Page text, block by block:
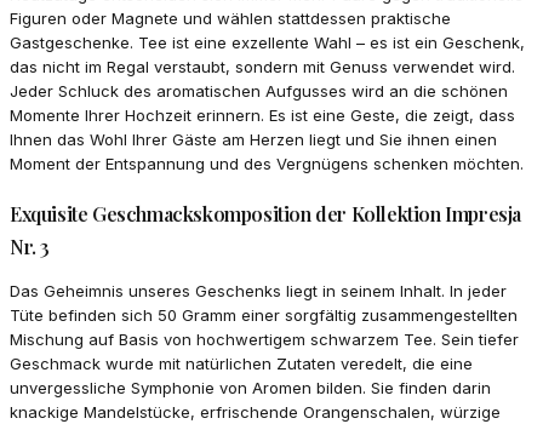
Figuren oder Magnete und wählen stattdessen praktische
Gastgeschenke. Tee ist eine exzellente Wahl – es ist ein Geschenk,
das nicht im Regal verstaubt, sondern mit Genuss verwendet wird.
Jeder Schluck des aromatischen Aufgusses wird an die schönen
Momente Ihrer Hochzeit erinnern. Es ist eine Geste, die zeigt, dass
Ihnen das Wohl Ihrer Gäste am Herzen liegt und Sie ihnen einen
Moment der Entspannung und des Vergnügens schenken möchten.
Exquisite Geschmackskomposition der Kollektion Impresja
Nr. 3
Das Geheimnis unseres Geschenks liegt in seinem Inhalt. In jeder
Tüte befinden sich 50 Gramm einer sorgfältig zusammengestellten
Mischung auf Basis von hochwertigem schwarzem Tee. Sein tiefer
Geschmack wurde mit natürlichen Zutaten veredelt, die eine
unvergessliche Symphonie von Aromen bilden. Sie finden darin
knackige Mandelstücke, erfrischende Orangenschalen, würzige